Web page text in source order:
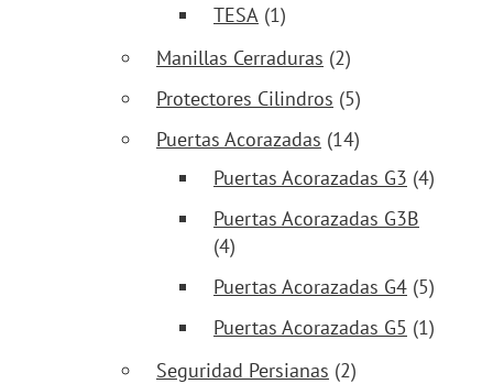
TESA (1)
Manillas Cerraduras (2)
Protectores Cilindros (5)
Puertas Acorazadas (14)
Puertas Acorazadas G3 (4)
Puertas Acorazadas G3B
(4)
Puertas Acorazadas G4 (5)
Puertas Acorazadas G5 (1)
Seguridad Persianas (2)